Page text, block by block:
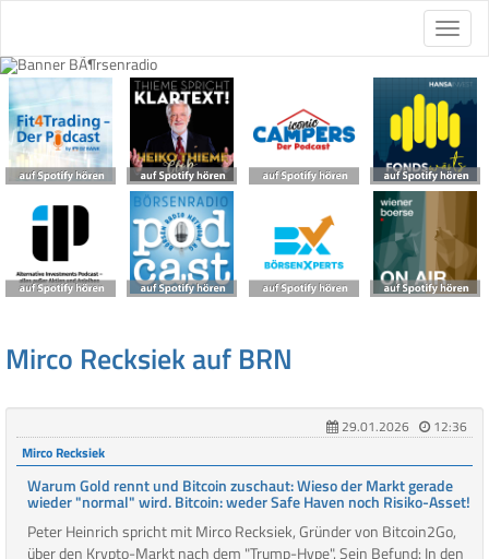
Mirco Recksiek auf BRN
29.01.2026
12:36
Mirco Recksiek
Warum Gold rennt und Bitcoin zuschaut: Wieso der Markt gerade
wieder "normal" wird. Bitcoin: weder Safe Haven noch Risiko-Asset!
Peter Heinrich spricht mit Mirco Recksiek, Gründer von Bitcoin2Go,
über den Krypto-Markt nach dem "Trump-Hype". Sein Befund: In den